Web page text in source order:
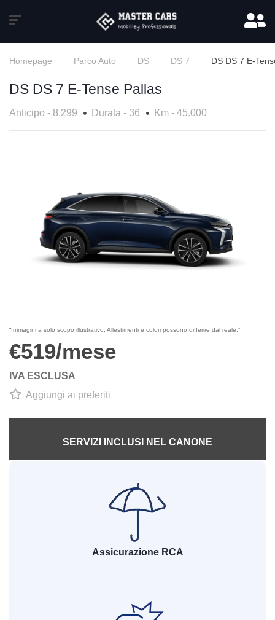
Homepage Parco Auto DS DS 7 DS DS 7 E-
DS DS 7 E-Tense Pallas
Anticipo - 8.299 Durata - 36 Km - 45.000
“Immagini a solo scopo illustrativo. Allestimenti e colori possono differire dal reale.”
€519/mese
IVA ESCLUSA
Aggiungi ai preferiti
SERVIZI INCLUSI NEL CANONE
Assicurazione RCA